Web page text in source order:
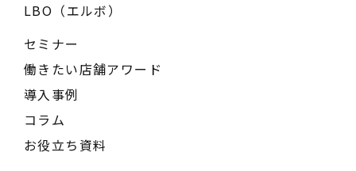
LBO（エルボ）
セミナー
働きたい店舗アワード
導入事例
コラム
お役立ち資料